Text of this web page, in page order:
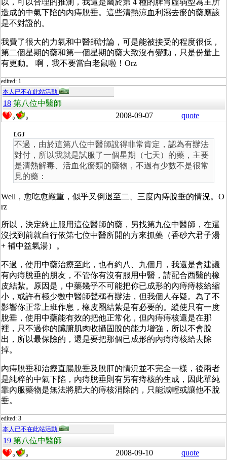
以，可以合理的推測，我這是屬於第 4 種的脾胃虛弱型為主所
造成的中氣下陷的內痔脫垂。這些清熱涼血利濕去瘀的藥應該
是不對證的。
我費了很大的力氣和中醫師討論，可是能被接受的程度很低，
第二個星期的藥和第一個星期的藥大致沒有變動，只是份量上
有更動。 啊，我不要當白老鼠啦！Orz
edited: 1
本人已不在此站活動
18 第八位中醫師
0 0 2008-09-07 quote
LGJ
不過，由於這第八位中醫師說得非常肯定，認為有辦法
對付，所以我就是試服了一個星期（七天）的藥，主要
是清熱解毒、活血化瘀類的藥物，不過有少數不是很常
見的藥：
Well，愈吃愈嚴重，似乎又倒退至二、三度內痔脫垂的情況。O
rz
所以，決定終止服用這位醫師的藥，另找第九位中醫師，在還
沒找到前就自行依第七位中醫所開的方來抓藥（香砂六君子湯
+ 補中益氣湯）。
不過，使用中藥治療至此，也有約八、九個月，我還是會建議
有內痔脫垂的朋友，不管你有沒有服用中醫，請配合西醫的橡
皮結紮。原因是，中藥幾乎不可能把你已成形的內痔痔核給縮
小，或許有極少數中醫師聲稱有辦法，但我個人存疑。為了不
影響你正常上班作息，橡皮圈結紮是有必要的。縱使只有一度
脫垂，使用中藥能有效的把他正常化，但內痔痔核還是在那
裡，只不過你的臟腑肌肉收攝固脫的能力增強，所以不會脫
出，所以最保險的，還是要把那個已成形的內痔痔核給去除
掉。
內痔脫垂和治療直腸脫垂及脫肛的情況並不完全一樣，後兩者
是純粹的中氣下陷，內痔脫垂則有另有痔核的生成，因此單純
靠內服藥物是無法將肥大的痔核消除的，只能減輕或讓他不脫
垂。
edited: 3
本人已不在此站活動
19 第八位中醫師
0 0 2008-09-10 quote